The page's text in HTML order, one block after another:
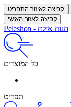
קפיצה לאיזור התפריט
קפיצה לאזור האישי
Peleshop - חנות אילת
כל המוצרים
תפריט